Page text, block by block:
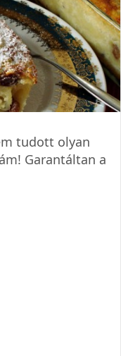
tudott olyan
Garantáltan a